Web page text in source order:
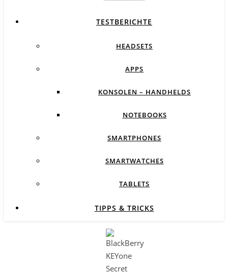
TESTBERICHTE
HEADSETS
APPS
KONSOLEN – HANDHELDS
NOTEBOOKS
SMARTPHONES
SMARTWATCHES
TABLETS
TIPPS & TRICKS